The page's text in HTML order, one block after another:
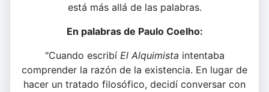
está más allá de las palabras.
En palabras de Paulo Coelho:
"Cuando escribí El Alquimista intentaba
comprender la razón de la existencia. En lugar de
hacer un tratado filosófico, decidí conversar con